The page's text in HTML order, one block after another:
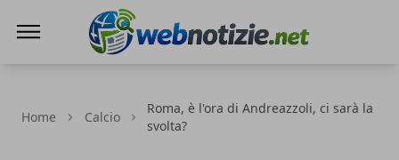
Home Calcio
Roma, è l'ora di Andreazzoli, ci sarà la
svolta?